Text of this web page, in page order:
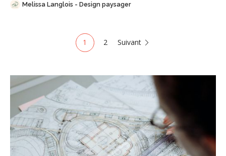
Melissa Langlois - Design paysager
1 2 Suivant